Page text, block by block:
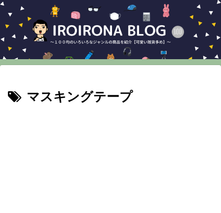
マスキングテープ